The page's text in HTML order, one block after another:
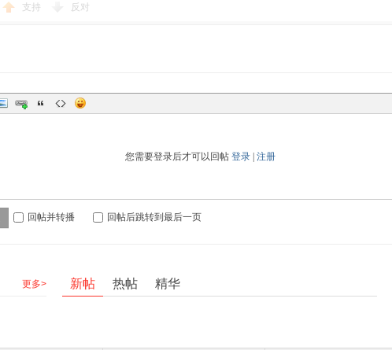
支持 反对
您需要登录后才可以回帖 登录 注册
回帖并转播 回帖后跳转到最后一页
更多> 新帖 热帖 精华